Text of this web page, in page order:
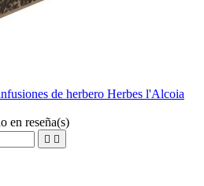
de herbero Herbes l'Alcoia
en reseña(s)
 